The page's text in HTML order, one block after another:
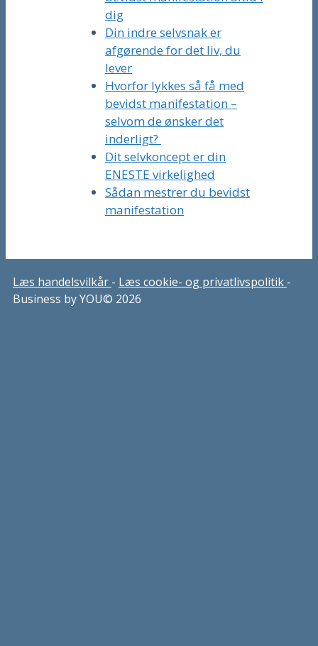
dig
Din indre selvsnak er
afgørende for det liv, du
lever
Hvorfor lykkes så få med
bevidst manifestation –
selvom de ønsker det
inderligt?
Dit selvkoncept er din
ENESTE virkelighed
Sådan mestrer du bevidst
manifestation
Læs handelsvilkår - Læs cookie- og privatlivspolitik -
Business by YOU© 2026